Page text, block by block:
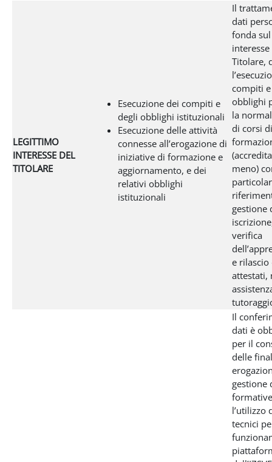
LEGITTIMO
INTERESSE DEL
TITOLARE
Esecuzione dei compiti e
degli obblighi istituzionali
Esecuzione delle attività
connesse all’erogazione di
iniziative di formazione e
aggiornamento, e dei
relativi obblighi
istituzionali
Il
dati
fonda
Titolare,
compiti
obblighi
la
di corsi di
meno)
gestione
verifica
e rilascio
attestati,
Il
dati è
per il
delle
gestione
l’utilizzo
tecnici